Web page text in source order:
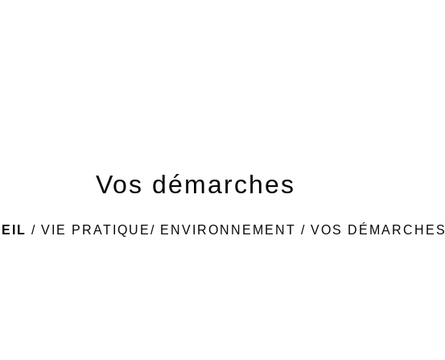
Vos démarches
/VIE PRATIQUE/ ENVIRONNEMENT /VOS DÉMARCHES